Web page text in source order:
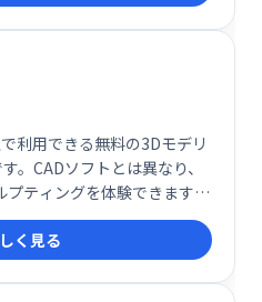
利用できる無料の3Dモデリ
。CADソフトとは異なり、
プティングを体験できます。
単にオリジナルモデルを作
リントするための技術を習
必要とせず、手軽に3Dモデ
最適なツールです。
く見る